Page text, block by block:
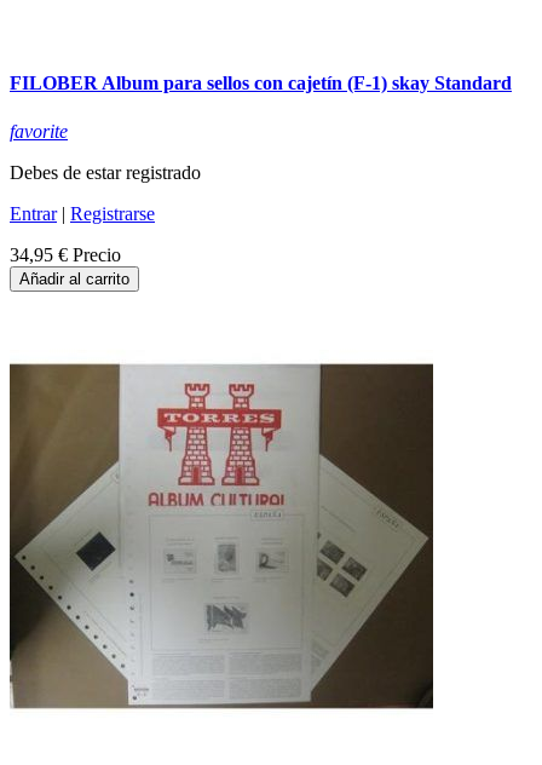
FILOBER Album para sellos con cajetín (F-1) skay Standard
favorite
Debes de estar registrado
Entrar| Registrarse
34,95 € Precio
Añadir al carrito